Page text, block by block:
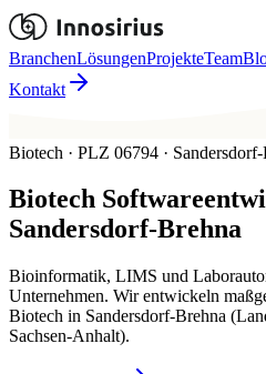
BranchenLösungenProjekteTeam
Kontakt
Biotech · PLZ 06794 ·
Biotech
Sandersdorf-Brehna
Bioinformatik, LIMS und
Unternehmen. Wir entwickeln
Biotech in Sandersdorf-Brehna
Sachsen-Anhalt).